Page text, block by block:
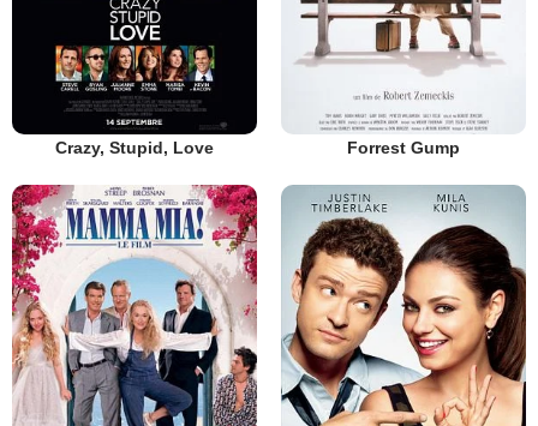
Crazy, Stupid, Love Forrest Gump